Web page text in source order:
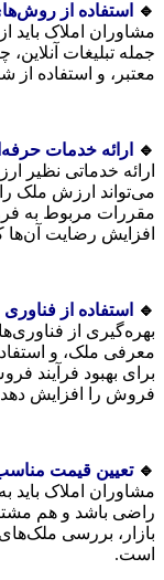
🔹
استفاده از
مشاوران املاک باید
جمله تبلیغات
معتبر، و استفاده از
🔹
ارائه خدمات
ارائه خدماتی نظیر
می‌تواند ارزش ملک
مقررات مربوط به
افزایش رضایت آن‌ها
🔹
استفاده از فناوری
برای بهبود فرآیند
فروش را افزایش
🔹 تعیین قیمت
مشاوران املاک باید
راضی باشد و هم
بازار، بررسی
است.